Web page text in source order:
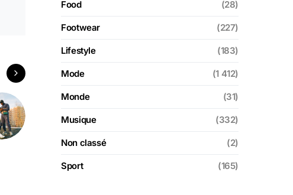
Food (28)
Footwear (227)
Lifestyle (183)
Mode (1 412)
Monde (31)
Musique (332)
Non classé (2)
Sport (165)